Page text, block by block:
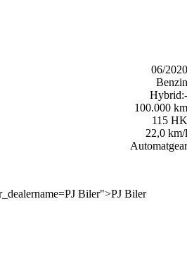
06/2020
Benzin
Hybrid:-
100.000 km
115 HK
22,0 km/l
Automatgear
Biler">PJ Biler